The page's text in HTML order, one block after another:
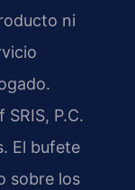
ni
P.C.
El bufete
sobre los